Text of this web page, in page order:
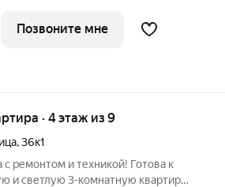
точкой в начинаниях. В
Позвоните мне
· 4 этаж из 9
,36к1
ремонтом и техникой! Готова к
и светлую 3-комнатную квартиру